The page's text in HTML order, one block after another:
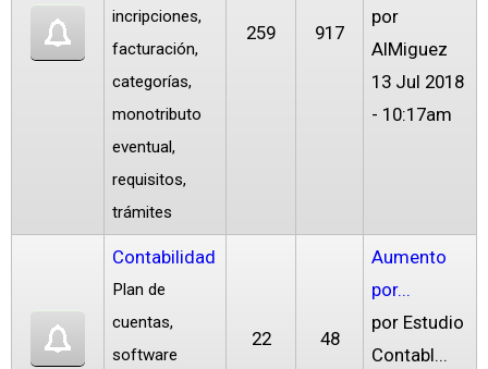
incripciones,
facturación,
categorías,
monotributo
eventual,
requisitos,
trámites
259 917
por
AlMiguez
13 Jul 2018
- 10:17am
Contabilidad
Plan de
cuentas,
software
22 48
Aumento
por...
por Estudio
Contabl...